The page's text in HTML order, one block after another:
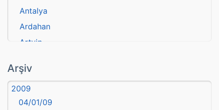
Antalya
Ardahan
Artvin
Aydın
Balıkesir
Bartın
Arşiv
2009
04/01/09